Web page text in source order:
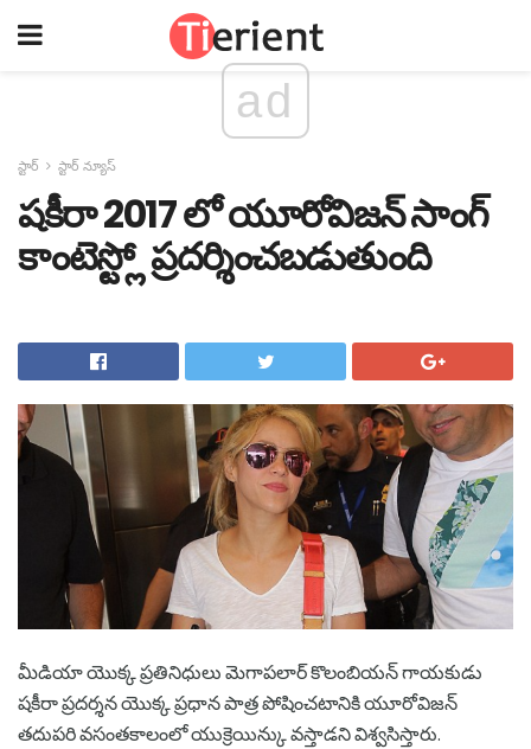
ad
స్టార్ స్టార్ న్యూస్
షకీరా 2017 లో యూరోవిజన్ సాంగ్
కాంటెస్ట్లో ప్రదర్శించబడుతుంది
మీడియా యొక్క ప్రతినిధులు మెగాపలార్ కొలంబియన్ గాయకుడు
షకీరా ప్రదర్శన యొక్క ప్రధాన పాత్ర పోషించటానికి యూరోవిజన్
తదుపరి వసంతకాలంలో యుక్రెయిన్కు వస్తాడని విశ్వసిస్తారు.